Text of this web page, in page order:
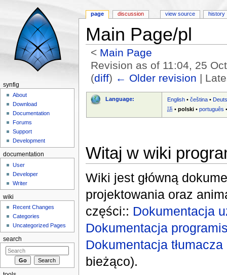
Main Page/pl
< Main Page
Revision as of 11:04, 25
(diff) ← Older revision |
Language: English •čeština •
語 •polski •português
Witaj w wiki
Wiki jest główną
projektowania oraz
części:: Dokumentacja
Dokumentacja
Dokumentacja tłumacza
bieżąco).
page discussion view source history
synfig
About
Download
Documentation
Forums
Support
Development
documentation
User
Developer
Writer
wiki
Recent Changes
Categories
Uncategorized Pages
search